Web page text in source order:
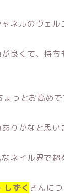
ネルのヴェル
良くて、持
っとお高めで
りかなと思い
ネイル界で超
ずく さんに